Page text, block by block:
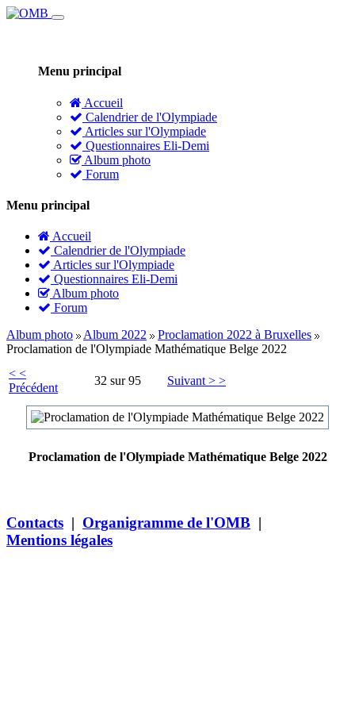
Menu principal
Accueil
Calendrier de l'Olympiade
Articles sur l'Olympiade
Questionnaires Eli-Demi
Album photo
Forum
Menu principal
Accueil
Calendrier de l'Olympiade
Articles sur l'Olympiade
Questionnaires Eli-Demi
Album photo
Forum
Album photo
Album 2022
Proclamation 2022 à Bruxelles
Proclamation de l'Olympiade Mathématique Belge 2022
< <
Précédent
32 sur 95 Suivant > >
Proclamation de l'Olympiade Mathématique Belge 2022
Contacts | Organigramme de l'OMB |
Mentions légales